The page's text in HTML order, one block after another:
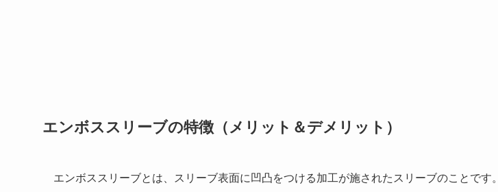
エンボススリーブの特徴（メリット＆デメリット）
エンボススリーブとは、スリーブ表面に凹凸をつける加工が施されたスリーブのことです。